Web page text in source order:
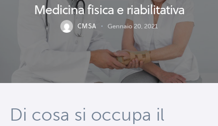
Medicina fisica e riabilitativa
CMSA Gennaio 20, 2021
Di cosa si occupa il